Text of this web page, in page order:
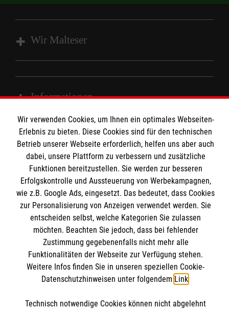
Wir Malteser
Wir Malteser
Spenden & Helfen
Kursangebote
Mitarbeiten & A
ktiv werden
Informationen
Kontakt
Presse und Medien
Impressum
Datenschutz
Malteser online
Malteserorden
Malteser Jugend
Malteser International
Mediathek
Sharepoint
Spendenkonto
Empfänger: Malteser Hilfsdienst e.V.
IBAN: DE90 6005 0101 0001 2706 88
BIC: SOLADEST600
Soziale Netzwerke
Wir verwenden Cookies, um Ihnen ein optimales Webseiten-
Erlebnis zu bieten. Diese Cookies sind für den technischen
Betrieb unserer Webseite erforderlich, helfen uns aber auch
dabei, unsere Plattform zu verbessern und zusätzliche
Funktionen bereitzustellen. Sie werden zur besseren
Erfolgskontrolle und Aussteuerung von Werbekampagnen,
wie z.B. Google Ads, eingesetzt. Das bedeutet, dass Cookies
zur Personalisierung von Anzeigen verwendet werden. Sie
entscheiden selbst, welche Kategorien Sie zulassen
möchten. Beachten Sie jedoch, dass bei fehlender
Zustimmung gegebenenfalls nicht mehr alle
Funktionalitäten der Webseite zur Verfügung stehen.
Weitere Infos finden Sie in unseren speziellen Cookie-
Datenschutzhinweisen unter folgendem Link.
Technisch notwendige Cookies können nicht abgelehnt